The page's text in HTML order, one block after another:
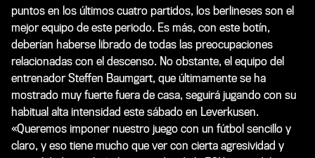
puntos en los últimos cuatro partidos, los berlineses son el
mejor equipo de este periodo. Es más, con este botín,
deberían haberse librado de todas las preocupaciones
relacionadas con el descenso. No obstante, el equipo del
entrenador Steffen Baumgart, que últimamente se ha
mostrado muy fuerte fuera de casa, seguirá jugando con su
habitual alta intensidad este sábado en Leverkusen.
«Queremos imponer nuestro juego con un fútbol sencillo y
claro, y eso tiene mucho que ver con cierta agresividad y